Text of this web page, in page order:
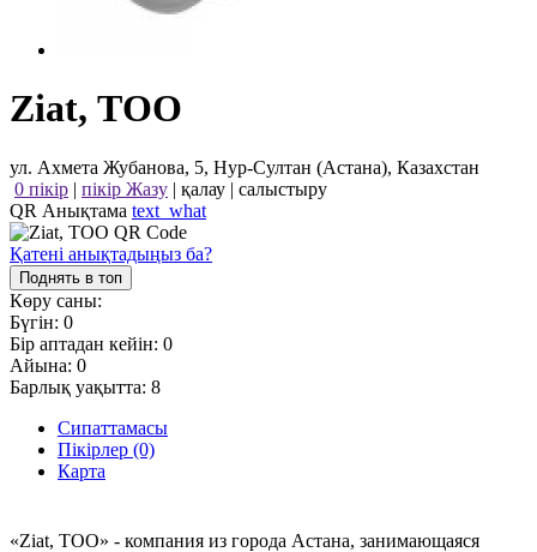
Ziat, ТОО
ул. Ахмета Жубанова, 5, Нур-Султан (Астана), Казахстан
0 пікір | пікір Жазу | қалау | салыстыру
QR Анықтама text_what
Қатені анықтадыңыз ба?
Поднять в топ
Көру саны:
Бүгін: 0
Бір аптадан кейін: 0
Айына: 0
Барлық уақытта: 8
Сипаттамасы
Пікірлер (0)
Карта
«Ziat, ТОО» - компания из города Астана, занимающаяся